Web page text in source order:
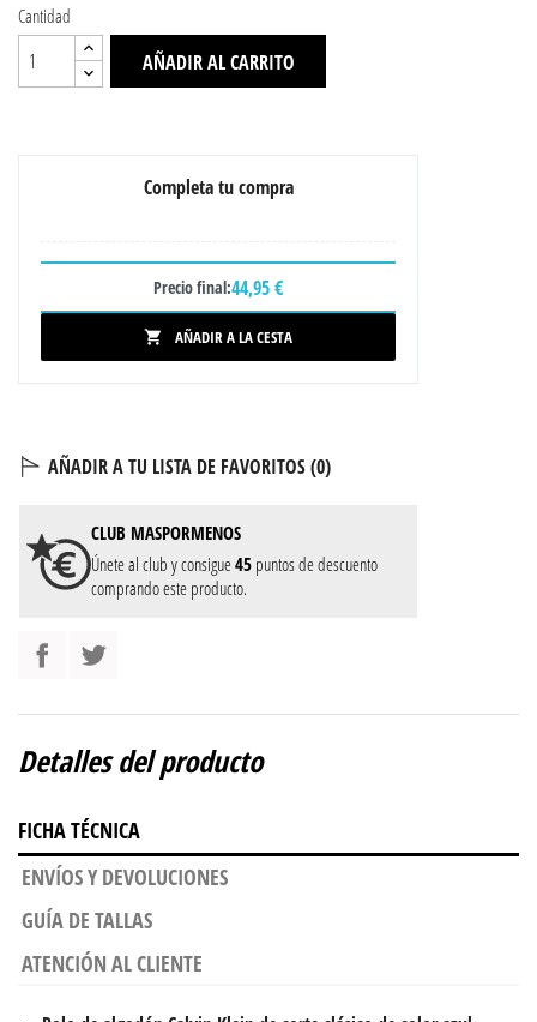
Cantidad
AÑADIR AL CARRITO
Completa tu compra
Precio final:44,95 €
 AÑADIR A LA CESTA
AÑADIR A TU LISTA DE FAVORITOS (0)
CLUB MASPORMENOS
Únete al club y consigue45 puntos de descuento
comprando este producto.
Detalles del producto
FICHA TÉCNICA
ENVÍOS Y DEVOLUCIONES
GUÍA DE TALLAS
ATENCIÓN AL CLIENTE